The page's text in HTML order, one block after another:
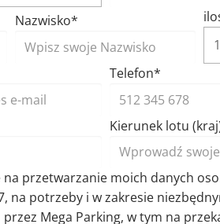
Nazwisko*
Telefon*
Kierunek lotu
przetwarzanie moich danych
na potrzeby i w zakresie
przez Mega Parking, w tym na